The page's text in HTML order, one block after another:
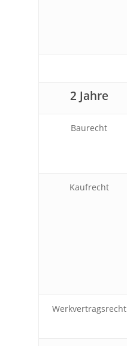
2 Jahre
Baurecht
Kaufrecht
Werkvertragsrecht